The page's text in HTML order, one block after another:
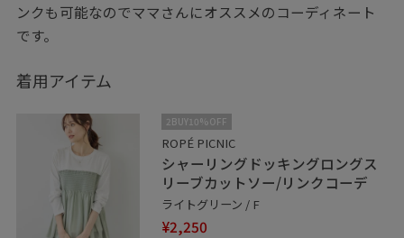
ンクも可能なのでママさんにオススメのコーディネート
です。
着用アイテム
2BUY10%OFF
ROPÉ PICNIC
シャーリングドッキングロングス
リーブカットソー/リンクコーデ
ライトグリーン / F
¥2,250